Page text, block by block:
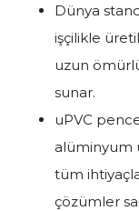
Dünya
işçilikle
uzun
sunar.
uPVC
alüminyum
tüm
çözümler